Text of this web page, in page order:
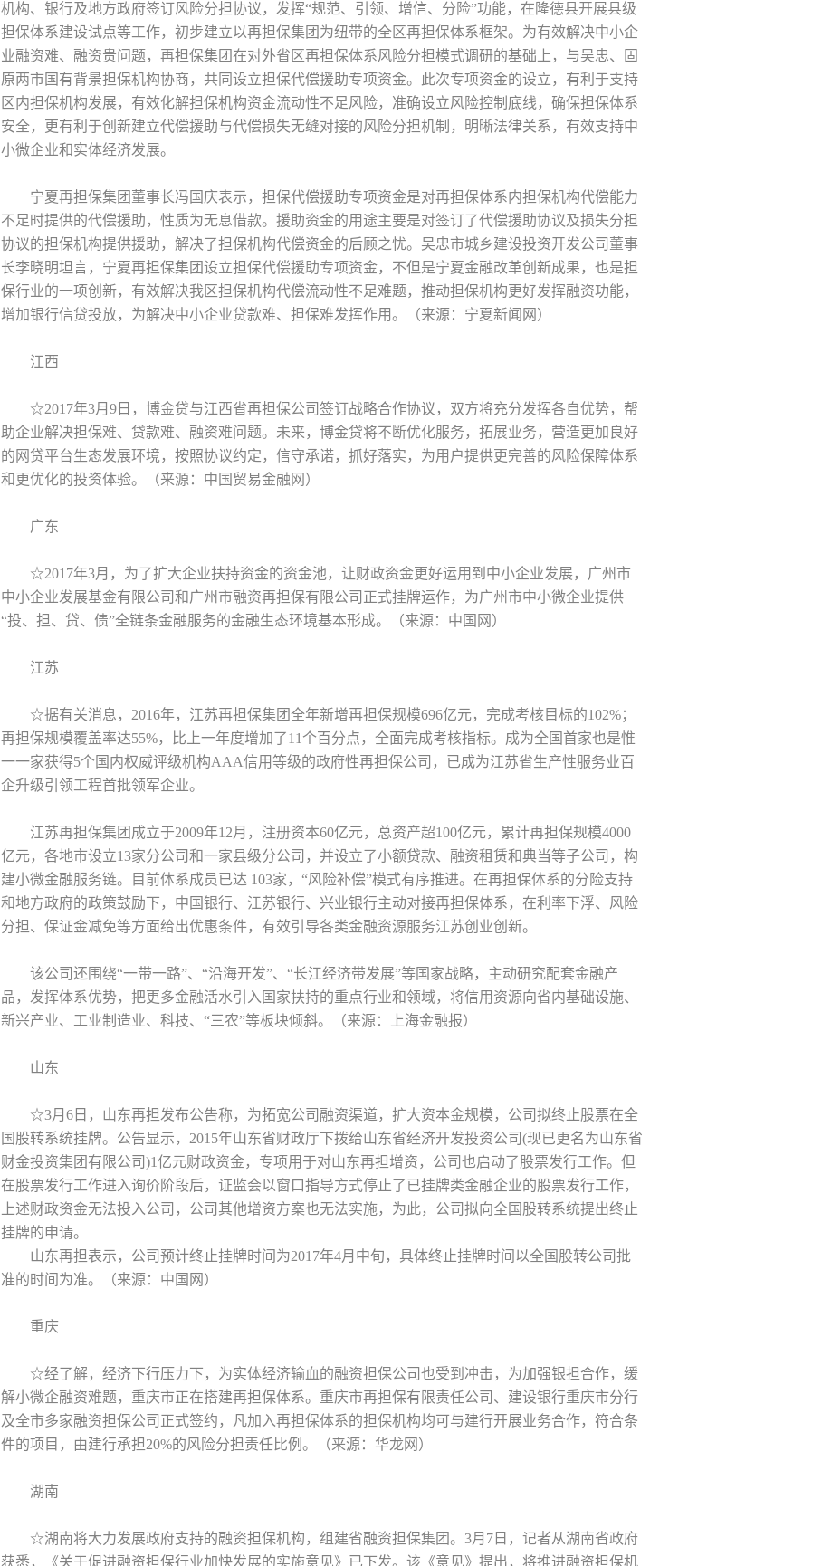
机构、银行及地方政府签订风险分担协议，发挥“规范、引领、增信、分险”功能，在隆德县开展县级
担保体系建设试点等工作，初步建立以再担保集团为纽带的全区再担保体系框架。为有效解决中小企
业融资难、融资贵问题，再担保集团在对外省区再担保体系风险分担模式调研的基础上，与吴忠、固
原两市国有背景担保机构协商，共同设立担保代偿援助专项资金。此次专项资金的设立，有利于支持
区内担保机构发展，有效化解担保机构资金流动性不足风险，准确设立风险控制底线，确保担保体系
安全，更有利于创新建立代偿援助与代偿损失无缝对接的风险分担机制，明晰法律关系，有效支持中
小微企业和实体经济发展。
宁夏再担保集团董事长冯国庆表示，担保代偿援助专项资金是对再担保体系内担保机构代偿能力
不足时提供的代偿援助，性质为无息借款。援助资金的用途主要是对签订了代偿援助协议及损失分担
协议的担保机构提供援助，解决了担保机构代偿资金的后顾之忧。吴忠市城乡建设投资开发公司董事
长李晓明坦言，宁夏再担保集团设立担保代偿援助专项资金，不但是宁夏金融改革创新成果，也是担
保行业的一项创新，有效解决我区担保机构代偿流动性不足难题，推动担保机构更好发挥融资功能，
增加银行信贷投放，为解决中小企业贷款难、担保难发挥作用。（来源：宁夏新闻网）
江西
☆2017年3月9日，博金贷与江西省再担保公司签订战略合作协议，双方将充分发挥各自优势，帮
助企业解决担保难、贷款难、融资难问题。未来，博金贷将不断优化服务，拓展业务，营造更加良好
的网贷平台生态发展环境，按照协议约定，信守承诺，抓好落实，为用户提供更完善的风险保障体系
和更优化的投资体验。（来源：中国贸易金融网）
广东
☆2017年3月，为了扩大企业扶持资金的资金池，让财政资金更好运用到中小企业发展，广州市
中小企业发展基金有限公司和广州市融资再担保有限公司正式挂牌运作，为广州市中小微企业提供
“投、担、贷、债”全链条金融服务的金融生态环境基本形成。（来源：中国网）
江苏
☆据有关消息，2016年，江苏再担保集团全年新增再担保规模696亿元，完成考核目标的102%；
再担保规模覆盖率达55%，比上一年度增加了11个百分点，全面完成考核指标。成为全国首家也是惟
一一家获得5个国内权威评级机构AAA信用等级的政府性再担保公司，已成为江苏省生产性服务业百
企升级引领工程首批领军企业。
江苏再担保集团成立于2009年12月，注册资本60亿元，总资产超100亿元，累计再担保规模4000
亿元，各地市设立13家分公司和一家县级分公司，并设立了小额贷款、融资租赁和典当等子公司，构
建小微金融服务链。目前体系成员已达 103家，“风险补偿”模式有序推进。在再担保体系的分险支持
和地方政府的政策鼓励下，中国银行、江苏银行、兴业银行主动对接再担保体系，在利率下浮、风险
分担、保证金减免等方面给出优惠条件，有效引导各类金融资源服务江苏创业创新。
该公司还围绕“一带一路”、“沿海开发”、“长江经济带发展”等国家战略，主动研究配套金融产
品，发挥体系优势，把更多金融活水引入国家扶持的重点行业和领域，将信用资源向省内基础设施、
新兴产业、工业制造业、科技、“三农”等板块倾斜。（来源：上海金融报）
山东
☆3月6日，山东再担发布公告称，为拓宽公司融资渠道，扩大资本金规模，公司拟终止股票在全
国股转系统挂牌。公告显示，2015年山东省财政厅下拨给山东省经济开发投资公司(现已更名为山东省
财金投资集团有限公司)1亿元财政资金，专项用于对山东再担增资，公司也启动了股票发行工作。但
在股票发行工作进入询价阶段后，证监会以窗口指导方式停止了已挂牌类金融企业的股票发行工作，
上述财政资金无法投入公司，公司其他增资方案也无法实施，为此，公司拟向全国股转系统提出终止
挂牌的申请。
山东再担表示，公司预计终止挂牌时间为2017年4月中旬，具体终止挂牌时间以全国股转公司批
准的时间为准。（来源：中国网）
重庆
☆经了解，经济下行压力下，为实体经济输血的融资担保公司也受到冲击，为加强银担合作，缓
解小微企融资难题，重庆市正在搭建再担保体系。重庆市再担保有限责任公司、建设银行重庆市分行
及全市多家融资担保公司正式签约，凡加入再担保体系的担保机构均可与建行开展业务合作，符合条
件的项目，由建行承担20%的风险分担责任比例。（来源：华龙网）
湖南
☆湖南将大力发展政府支持的融资担保机构，组建省融资担保集团。3月7日，记者从湖南省政府
获悉，《关于促进融资担保行业加快发展的实施意见》已下发。该《意见》提出，将推进融资担保机